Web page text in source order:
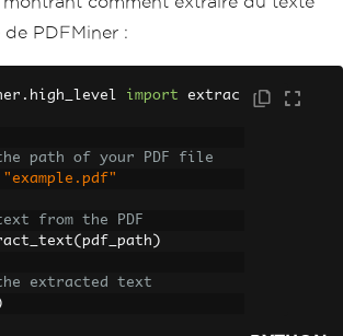
PDFMiner :
. high_level import extrac
path of your PDF file
"example.pdf"
from the PDF
( pdf_path )
extracted text